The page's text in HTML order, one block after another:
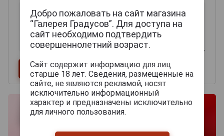
Добро пожаловать на сайт магазина
“Галерея Градусов”. Для доступа на
сайт необходимо подтвердить
совершеннолетний возраст.
Сайт содержит информацию для лиц
старше 18 лет. Сведения, размещенные на
сайте, не являются рекламой, носят
исключительно информационный
характер и предназначены исключительно
для личного пользования.